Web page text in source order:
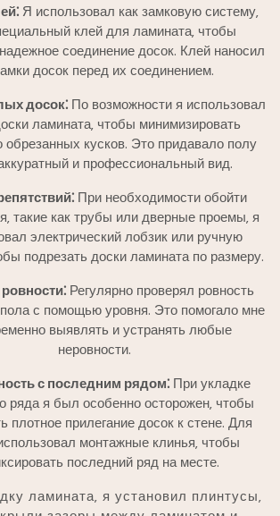
Я использовал как замковую систему‚
клей для ламината‚ чтобы
соединение досок. Клей наносил
досок перед их соединением.
досок⁚По возможности я использовал
ламината‚ чтобы минимизировать
обрезанных кусков. Это придавало полу
и профессиональный вид.
При необходимости обойти
такие как трубы или дверные проемы‚ я
электрический лобзик или ручную
подрезать доски ламината по размеру.
Регулярно проверял ровность
с помощью уровня. Это помогало мне
выявлять и устранять любые
неровности.
с последним рядом⁚При укладке
ряда я был особенно осторожен‚ чтобы
плотное прилегание досок к стене. Для
монтажные клинья‚ чтобы
последний ряд на месте.
ламината‚ я установил плинтусы‚